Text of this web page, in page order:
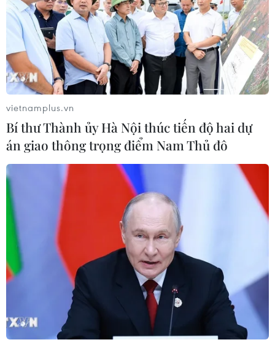
vietnamplus.vn
Bí thư Thành ủy Hà Nội thúc tiến độ hai dự
án giao thông trọng điểm Nam Thủ đô